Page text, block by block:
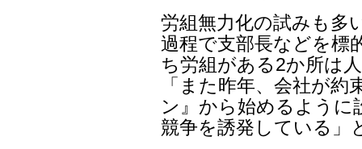
労組無力化の試みも多
過程で支部長などを標
ち労組がある2か所は
「また昨年、会社が
ン』から始めるように
競争を誘発している」